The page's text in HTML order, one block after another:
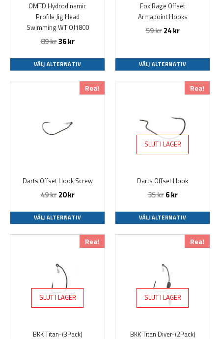
OMTD Hydrodinamic
Profile Jig Head
Swimming WT OJ1800
89kr36kr
VÄLJ ALTERNATIV
kan
väljas
på
produktsidan
Fox Rage Offset
Armapoint Hooks
59kr24kr
VÄLJ ALTERNATIV
kan
väljas
på
Rea!
Darts Offset Hook Screw
49kr20kr
VÄLJ ALTERNATIV
flera
kan
väljas
produktsidan
Rea!
SLUT I LAGER
Darts Offset Hook
35kr6kr
VÄLJ ALTERNATIV
har
varianter.
kan
väljas
produktsidan
Rea!
SLUT I LAGER
BKK Titan-(3Pack)
har
flera
varianter.
kan
Rea!
SLUT I LAGER
BKK Titan Diver-(2Pack)
har
flera
varianter.
De
kan